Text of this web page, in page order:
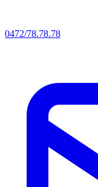
0472/78.78.78